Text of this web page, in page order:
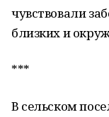
чувствовали
близких и
***
В сельском